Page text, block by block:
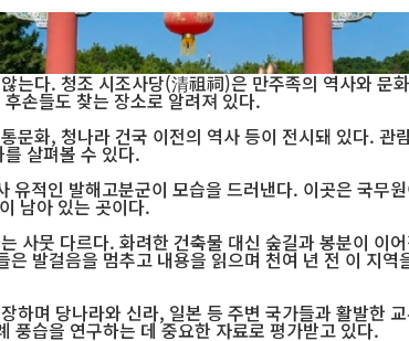
이 화려한 전통 패루 아래에서 기념사진을 촬영하며 여유로운 시간을 보내
스)
는다. 청조 시조사당(清祖祠)은 만주족의 역사와 문
손들도 찾는 장소로 알려져 있다.
문화, 청나라 건국 이전의 역사 등이 전시돼 있다. 관
살펴볼 수 있다.
유적인 발해고분군이 모습을 드러낸다. 이곳은 국무
남아 있는 곳이다.
사뭇 다르다. 화려한 건축물 대신 숲길과 봉분이 이
발걸음을 멈추고 내용을 읽으며 천여 년 전 이 지
하며 당나라와 신라, 일본 등 주변 국가들과 활발한
풍습을 연구하는 데 중요한 자료로 평가받고 있다.